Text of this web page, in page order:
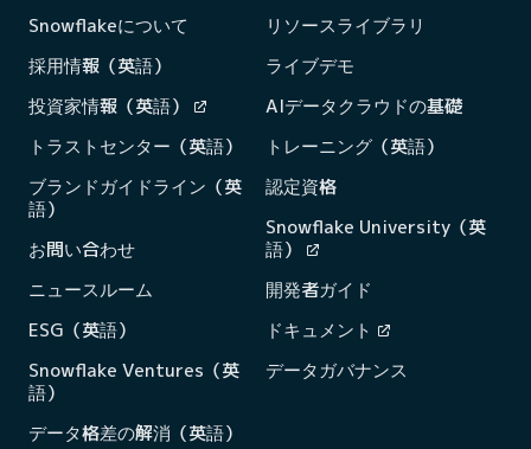
Snowflakeについて
採用情報（英語）
投資家情報（英語）
トラストセンター（英語）
ブランドガイドライン（英
語）
お問い合わせ
ニュースルーム
ESG（英語）
Snowflake Ventures（英
語）
データ格差の解消（英語）
リソースライブラリ
ライブデモ
AIデータクラウドの基礎
トレーニング（英語）
認定資格
Snowflake University（英
語）
開発者ガイド
ドキュメント
データガバナンス